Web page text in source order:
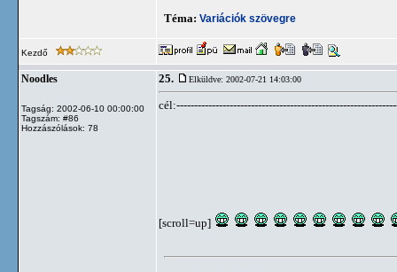
Téma: Variációk szövegre
Kezdő
Noodles
Tagság: 2002-06-10 00:00:00
Tagszám: #86
Hozzászólások: 78
25. Elküldve: 2002-07-21 14:03:00
[scroll=up]